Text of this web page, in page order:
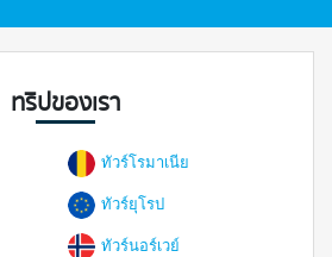
ทริปของเรา
ทัวร์โรมาเนีย
ทัวร์ยุโรป
ทัวร์นอร์เวย์